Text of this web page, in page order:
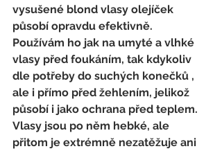
vysušené blond vlasy olejíček
působí opravdu efektivně.
Používám ho jak na umyté a vlhké
vlasy před foukáním, tak kdykoliv
dle potřeby do suchých konečků ,
ale i přímo před žehlením, jelikož
působí i jako ochrana před teplem.
Vlasy jsou po něm hebké, ale
přitom je extrémně nezatěžuje ani